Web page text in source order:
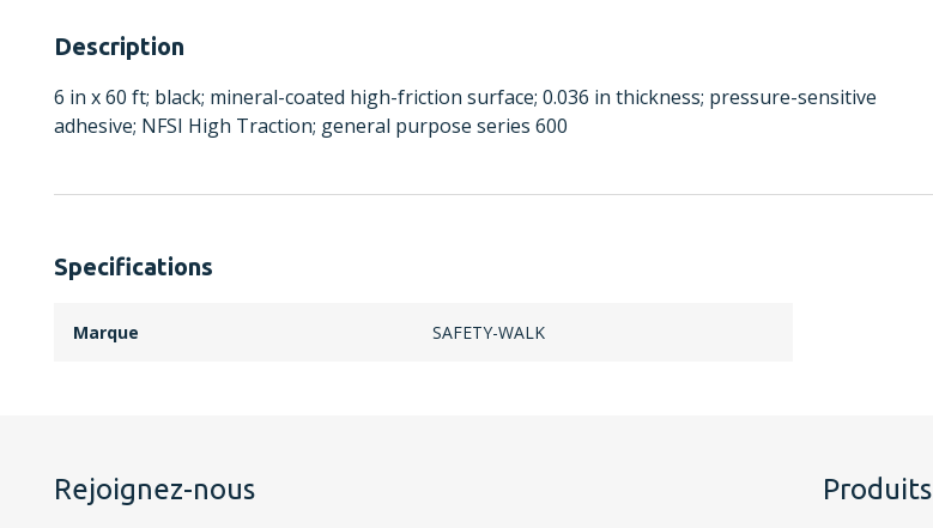
Description
6 in x 60 ft; black; mineral-coated high-friction surface; 0.036 in thickness; pressure-sensitive
adhesive; NFSI High Traction; general purpose series 600
Specifications
Marque SAFETY-WALK
Rejoignez-nous Produits